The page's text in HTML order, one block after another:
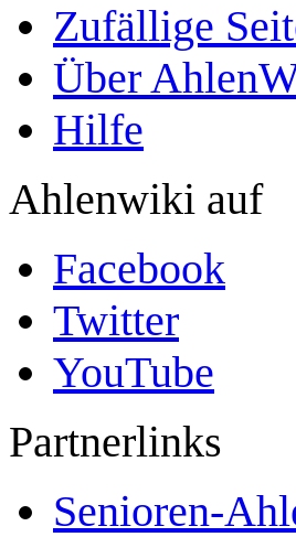
Zufällige
Über
Hilfe
Ahlenwiki auf
Facebook
Twitter
YouTube
Partnerlinks
Senioren-